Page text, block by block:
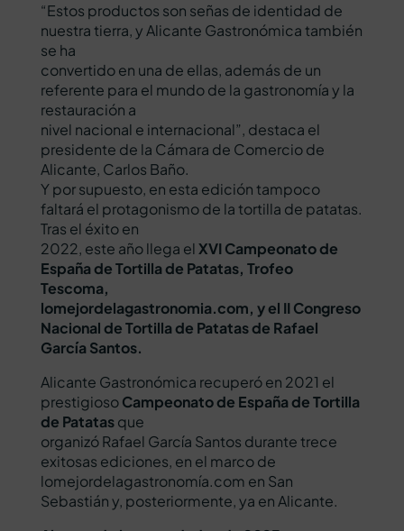
“Estos productos son señas de identidad de
nuestra tierra, y Alicante Gastronómica también
se ha
convertido en una de ellas, además de un
referente para el mundo de la gastronomía y la
restauración a
nivel nacional e internacional”, destaca el
presidente de la Cámara de Comercio de
Alicante, Carlos Baño.
Y por supuesto, en esta edición tampoco
faltará el protagonismo de la tortilla de patatas.
Tras el éxito en
2022, este año llega elXVI Campeonato de
España de Tortilla de Patatas, Trofeo
Tescoma,
lomejordelagastronomia.com, y el II Congreso
Nacional de Tortilla de Patatas de Rafael
García Santos.
Alicante Gastronómica recuperó en 2021 el
prestigiosoCampeonato de España de Tortilla
de Patatasque
organizó Rafael García Santos durante trece
exitosas ediciones, en el marco de
lomejordelagastronomía.com en San
Sebastián y, posteriormente, ya en Alicante.